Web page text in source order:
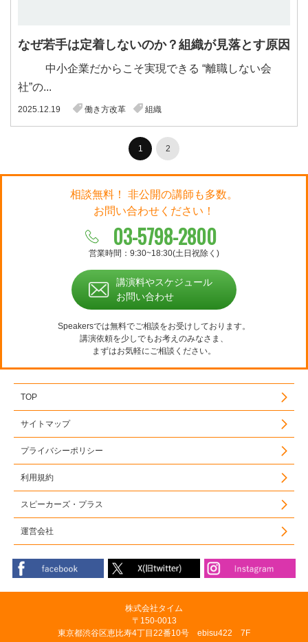
なぜ若手は定着しないのか？組織が見落とす原因
中小企業だからこそ実現できる “離職しない会
社”の...
2025.12.19 働き方改革 組織
1 2
相談無料！ 非公開の講師も多数。
お問い合わせください！
03-5798-2800
営業時間：9:30~18:30(土日祝除く)
講演料やスケジュール
お問い合わせ
Speakersでは無料でご相談をお受けしております。
講演依頼を少しでもお考えのみなさま、
まずはお気軽にご相談ください。
TOP
サイトマップ
プライバシーポリシー
利用規約
スピーカーズ・プラス
運営会社
株式会社タイム
〒150-0013
東京都渋谷区恵比寿4丁目22番10号 ebisu422 7F